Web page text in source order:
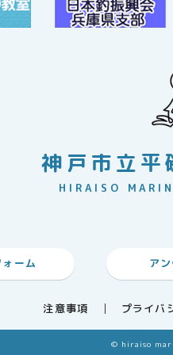
神戸市立平
HIRAISO
ーム ア
注意事項 プライバ
© hiraiso